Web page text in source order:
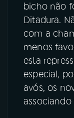
bicho não
Ditadura.
com a
menos
esta
especial,
avós, os